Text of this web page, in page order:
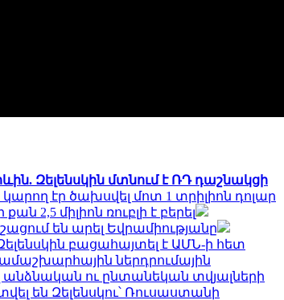
Զելենսկին մտնում է ՌԴ դաշնակցի
էր ծախսվել մոտ 1 տրիլիոն դոլար
2,5 միլիոն ռուբլի է բերել
են արել Եվրամիությանը
բացահայտել է ԱՄՆ-ի հետ
ներդրումային
ու ընտանեկան տվյալների
են Զելենսկու՝ Ռուսաստանի